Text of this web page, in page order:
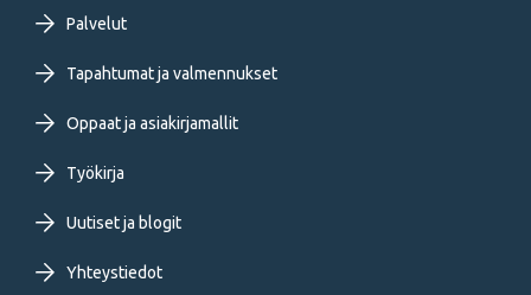
Footer
primary
menu
FI
Palvelut
Tapahtumat ja valmennukset
Oppaat ja asiakirjamallit
Työkirja
Uutiset ja blogit
Yhteystiedot